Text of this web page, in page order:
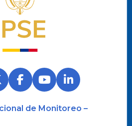
de Monitoreo –